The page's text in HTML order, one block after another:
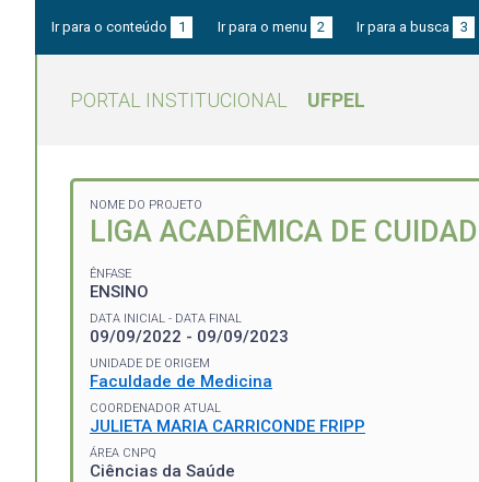
Ir para o conteúdo 1 Ir para o menu 2 Ir para a busca 3
PORTAL INSTITUCIONAL UFPEL
NOME DO PROJETO
LIGA ACADÊMICA DE
ÊNFASE
ENSINO
DATA INICIAL - DATA FINAL
09/09/2022 - 09/09/2023
UNIDADE DE ORIGEM
Faculdade de Medicina
COORDENADOR ATUAL
JULIETA MARIA CARRICONDE FRIPP
ÁREA CNPQ
Ciências da Saúde